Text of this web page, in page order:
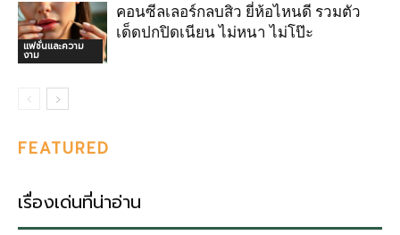
แฟชั่นและความ
งาม
คอนซีลเลอร์กลบสิว ยี่ห้อไหนดี รวมตัว
เด็ดปกปิดเนียน ไม่หนา ไม่โป๊ะ
FEATURED
เรื่องเด่นที่น่าอ่าน